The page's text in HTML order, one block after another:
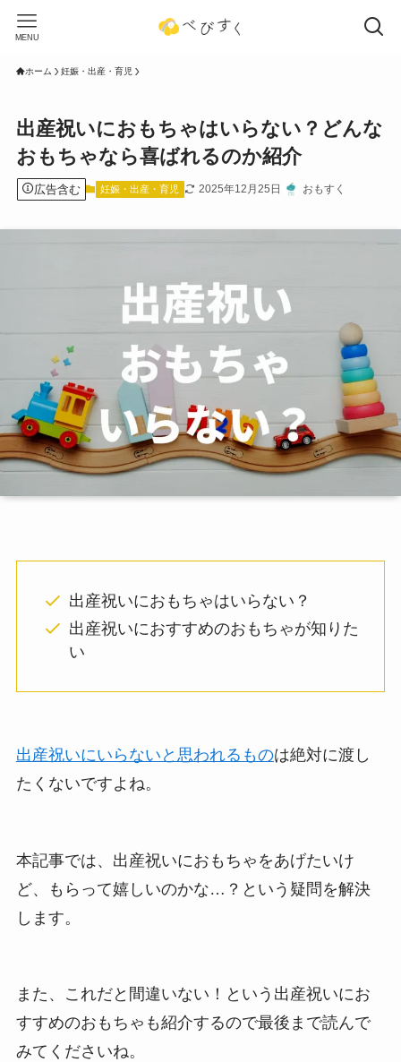
MENU
ホーム 妊娠・出産・育児
出産祝いにおもちゃはいらない？どんな
おもちゃなら喜ばれるのか紹介
広告含む 妊娠・出産・育児 2025年12月25日 おもすく
出産祝いにおもちゃはいらない？
出産祝いにおすすめのおもちゃが知りた
い
出産祝いにいらないと思われるものは絶対に渡し
たくないですよね。
本記事では、出産祝いにおもちゃをあげたいけ
ど、もらって嬉しいのかな…？という疑問を解決
します。
また、これだと間違いない！という出産祝いにお
すすめのおもちゃも紹介するので最後まで読んで
みてくださいね。